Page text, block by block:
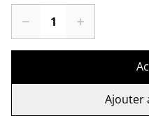
Ajouter